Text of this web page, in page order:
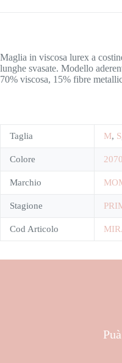
Maglia in viscosa lurex a
lunghe svasate. Modello
70% viscosa, 15% fibre
Taglia M, S
Colore
Marchio
Stagione
Cod Articolo